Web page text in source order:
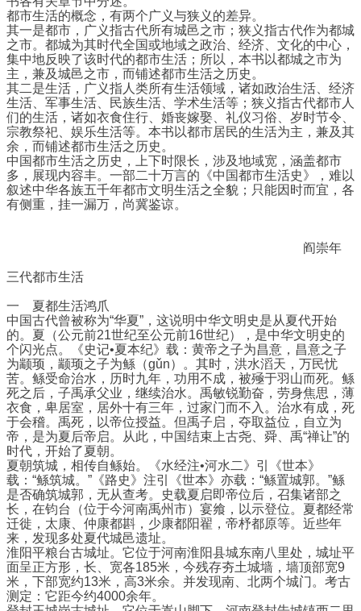
都市生活的概念，有两个广义与狭义的差异。
其一是都市，广义指古代所有城邑之市；狭义指古代作为都城
之市。都城为其时代全国或地域之政治、经济、文化的中心，
集中地反映了该时代的都市生活；所以，本书以都城之市为
主，兼及城邑之市，而铺述都市生活之历史。
其二是生活，广义指人类所有生活领域，诸如政治生活、经济
生活、军事生活、民族生活、学术生活等；狭义指古代都市人
们的生活，诸如衣食住行、婚丧嫁娶、礼仪习俗、岁时节令、
宗教祭祀、娱乐生活等。本书以都市居民的生活为主，兼及其
余，而铺述都市生活之历史。
中国都市生活之历史，上下时限长，涉及地域宽，涵盖都市
多，展现内容丰。一部二十万言的《中国都市生活史》，难以
叙述中华各族五千年都市文明生活之全貌；只能因时而宜，各
有侧重，挂一漏万，尚冀鉴谅。
阎崇年
三代都市生活
一 夏都生活鸿爪
中国古代曾被称为“华夏”，这说明中华文明史是从夏代开始
的。夏（公元前21世纪至公元前16世纪），是中华文明史的
个闪光点。《史记•夏本纪》载：黄帝之子为昌意，昌意之子
为颛顼，颛顼之子为鲧（gǔn）。其时，洪水滔天，万民忧
苦。鲧受命治水，历时九年，功用不成，被殛于羽山而死。鲧
死之后，子禹承父业，继续治水。禹敏锐勤奋，劳身焦思，薄
衣食，卑居室，居外十有三年，过家门而不入。治水有成，死
于会稽。禹死，以帝位授益。但禹子启，夺取益位，自立为
帝，是为夏后帝启。从此，中国结束上古尧、舜、禹“禅让”的
时代，开始了夏朝。
夏朝筑城，相传自鲧始。《水经注•河水二》引《世本》
载：“鲧筑城。”《路史》注引《世本》亦载：“鲧置城郭。”鲧
是否确筑城郭，无从查考。史载夏启即帝位后，召集诸部之
长，在钧台（位于今河南禹州市）宴飨，以示登位。夏都经常
迁徙，太康、仲康都斟，少康都阳翟，帝杼都原等。近些年
来，发现多处夏代城邑遗址。
淮阳平粮台古城址。它位于河南淮阳县城东南八里处，城址平
面呈正方形，长、宽各185米，今残存夯土城墙，墙顶部宽9
米，下部宽约13米，高3米余。并发现南、北两个城门。考古
测定：它距今约4000余年。